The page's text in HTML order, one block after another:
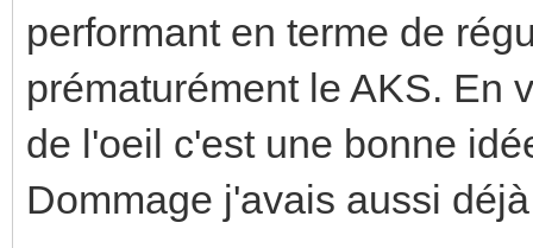
performant en terme de
prématurément le AKS. En
de l'oeil c'est une bonne
Dommage j'avais aussi